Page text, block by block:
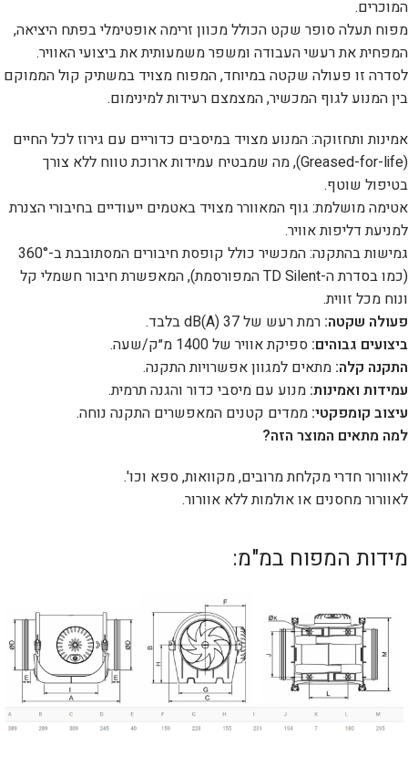
המוכרים.
מפוח תעלה סופר שקט הכולל מכוון זרימה אופטימלי בפתח היציאה,
המפחית את רעשי העבודה ומשפר משמעותית את ביצועי האוויר.
לסדרה זו פעולה שקטה במיוחד, המפוח מצויד במשתיק קול הממוקם
בין המנוע לגוף המכשיר, המצמצם רעידות למינימום.
אמינות ותחזוקה: המנוע מצויד במיסבים כדוריים עם גירוז לכל החיים
(Greased-for-life), מה שמבטיח עמידות ארוכת טווח ללא צורך
בטיפול שוטף.
אטימה מושלמת: גוף המאוורר מצויד באטמים ייעודיים בחיבורי הצנרת
למניעת דליפות אוויר.
גמישות בהתקנה: המכשיר כולל קופסת חיבורים המסתובבת ב-360°
(כמו בסדרת ה-TD Silent המפורסמת), המאפשרת חיבור חשמלי קל
ונוח מכל זווית.
פעולה שקטה: רמת רעש של 37 dB(A) בלבד.
ביצועים גבוהים: ספיקת אוויר של ‎1400 מ״ק/שעה.
התקנה קלה: מתאים למגוון אפשרויות התקנה.
עמידות ואמינות: מנוע עם מיסבי כדור והגנה תרמית.
עיצוב קומפקטי: ממדים קטנים המאפשרים התקנה נוחה.
למה מתאים המוצר הזה?
לאוורור חדרי מקלחת מרובים, מקוואות, ספא וכו'.
לאוורור מחסנים או אולמות ללא אוורור.
מידות המפוח במ"מ: